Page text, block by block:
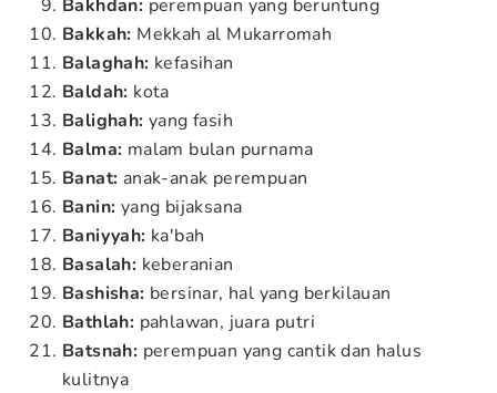
Bakhdan: perempuan yang beruntung
Bakkah: Mekkah al Mukarromah
Balaghah: kefasihan
Baldah: kota
Balighah: yang fasih
Balma: malam bulan purnama
Banat: anak-anak perempuan
Banin: yang bijaksana
Baniyyah: ka'bah
Basalah: keberanian
Bashisha: bersinar, hal yang berkilauan
Bathlah: pahlawan, juara putri
Batsnah: perempuan yang cantik dan halus
kulitnya